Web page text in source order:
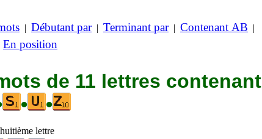
| Débutant par| Terminant par| Contenant AB |
En position
de 11 lettres contenant
• •
lettre